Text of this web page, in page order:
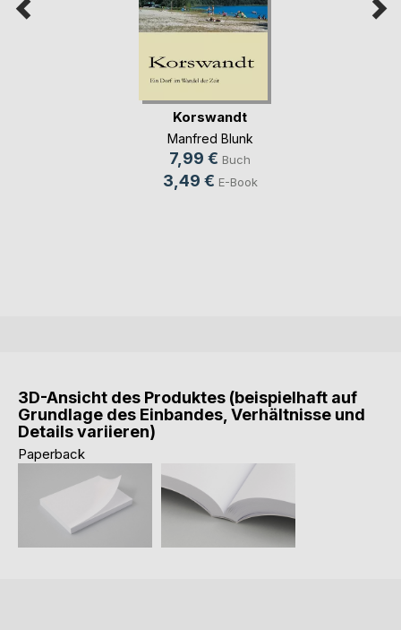
Korswandt
Manfred Blunk
7,99 € Buch
3,49 € E-Book
3D-Ansicht des Produktes (beispielhaft auf
Grundlage des Einbandes, Verhältnisse und
Details variieren)
Paperback